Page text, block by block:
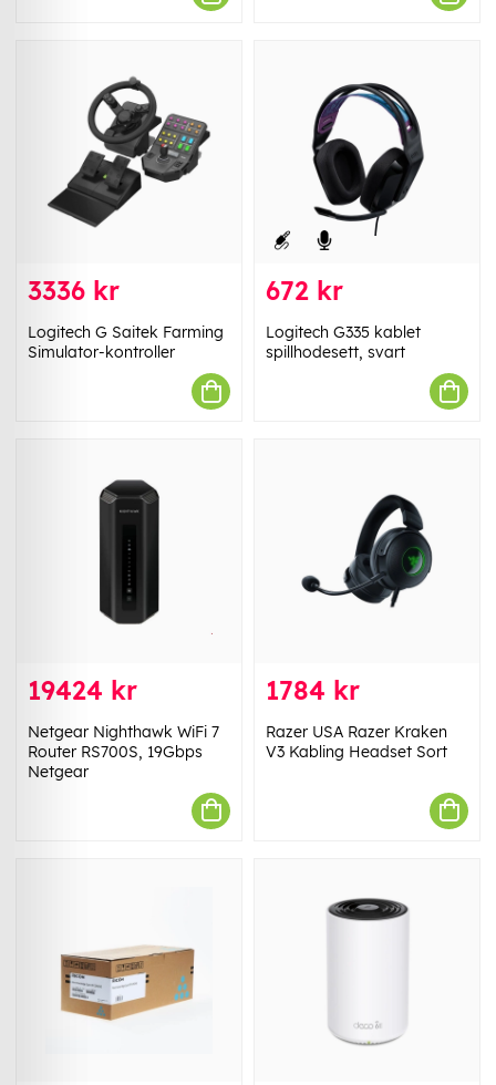
3336 kr
Logitech G Saitek Farming
Simulator-kontroller
672 kr
Logitech G335 kablet
spillhodesett, svart
19424 kr
Netgear Nighthawk WiFi 7
Router RS700S, 19Gbps
Netgear
1784 kr
Razer USA Razer Kraken
V3 Kabling Headset Sort